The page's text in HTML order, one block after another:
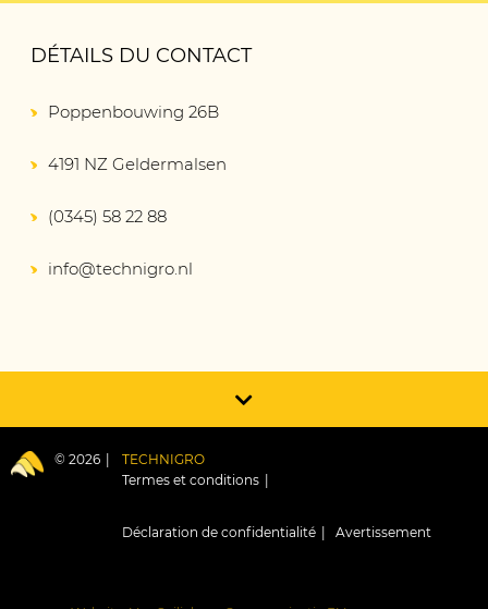
DÉTAILS DU CONTACT
Poppenbouwing 26B
4191 NZ Geldermalsen
(0345) 58 22 88
info@technigro.nl
© 2026
TECHNIGRO
Termes et conditions
Déclaration de confidentialité Avertissement